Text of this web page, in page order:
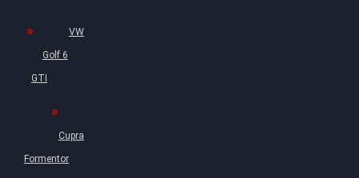
VW
Golf 6
GTI
Cupra
Formentor